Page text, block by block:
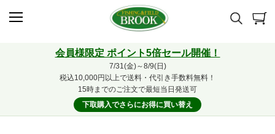
会員様限定 ポイント5倍セール開催！
7/31(金)～8/9(日)
税込10,000円以上で送料・代引き手数料無料！
15時までのご注文で最短当日発送可
下取購入でさらにお得に買い替え